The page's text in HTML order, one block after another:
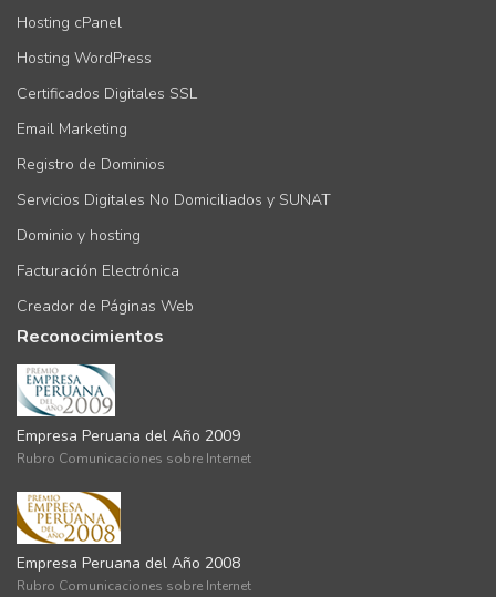
Hosting cPanel
Hosting WordPress
Certificados Digitales SSL
Email Marketing
Registro de Dominios
Servicios Digitales No Domiciliados y SUNAT
Dominio y hosting
Facturación Electrónica
Creador de Páginas Web
Reconocimientos
Empresa Peruana del Año 2009
Rubro Comunicaciones sobre Internet
Empresa Peruana del Año 2008
Rubro Comunicaciones sobre Internet